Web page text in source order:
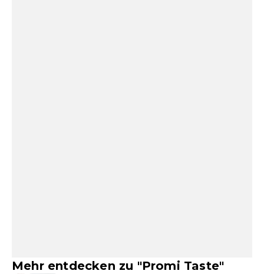
Mehr entdecken zu "Promi Taste"